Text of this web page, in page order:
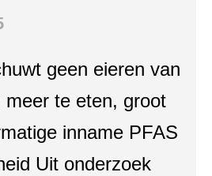
geen eieren van
meer te eten, groot
inname PFAS
Uit onderzoek